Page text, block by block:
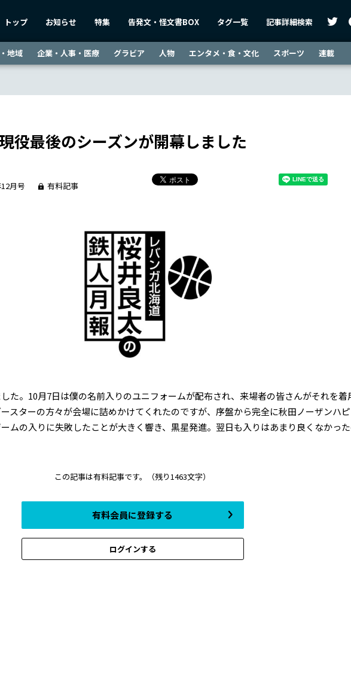
トップ お知らせ 特集 告発文・怪文書BOX タグ一覧 記事詳細検索
地域 企業・人事・医療 グラビア 人物 エンタメ・食・文化 スポーツ 連載
役最後のシーズンが開幕しました
月号 有料記事
た。10月7日は僕の名前入りのユニフォームが配布され、来場者の皆さんがそれを着
スターの方々が会場に詰めかけてくれたのですが、序盤から完全に秋田ノーザンハ
ムの入りに失敗したことが大きく響き、黒星発進。翌日も入りはあまり良くなかった
この記事は有料記事です。 （残り1463文字）
有料会員に登録する
ログインする